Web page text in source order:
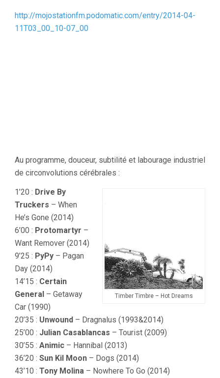
http://mojostationfm.podomatic.com/entry/2014-04-
11T03_00_10-07_00
Au programme, douceur, subtilité et labourage industriel
de circonvolutions cérébrales :
Timber Timbre – Hot Dreams
1’20 : Drive By
Truckers – When
He’s Gone (2014)
6’00 : Protomartyr –
Want Remover (2014)
9’25 : PyPy – Pagan
Day (2014)
14’15 : Certain
General – Getaway
Car (1990)
20’35 : Unwound – Dragnalus (1993&2014)
25’00 : Julian Casablancas – Tourist (2009)
30’55 : Animic – Hannibal (2013)
36’20 : Sun Kil Moon – Dogs (2014)
43’10 : Tony Molina – Nowhere To Go (2014)